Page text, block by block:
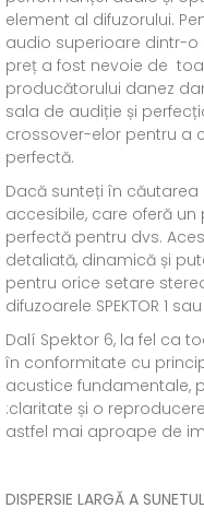
element al difuzorului.
audio superioare dintr-o
preț a fost nevoie de
producătorului danez
sala de audiție și
crossover-elor pentru a
perfectă.
Dacă sunteți în
accesibile, care oferă un
perfectă pentru dvs.
detaliată, dinamică și
pentru orice setare
difuzoarele SPEKTOR 1
Dalí Spektor 6, la fel ca
în conformitate cu
acustice fundamentale,
:claritate și o
astfel mai aproape de
DISPERSIE LARGĂ A